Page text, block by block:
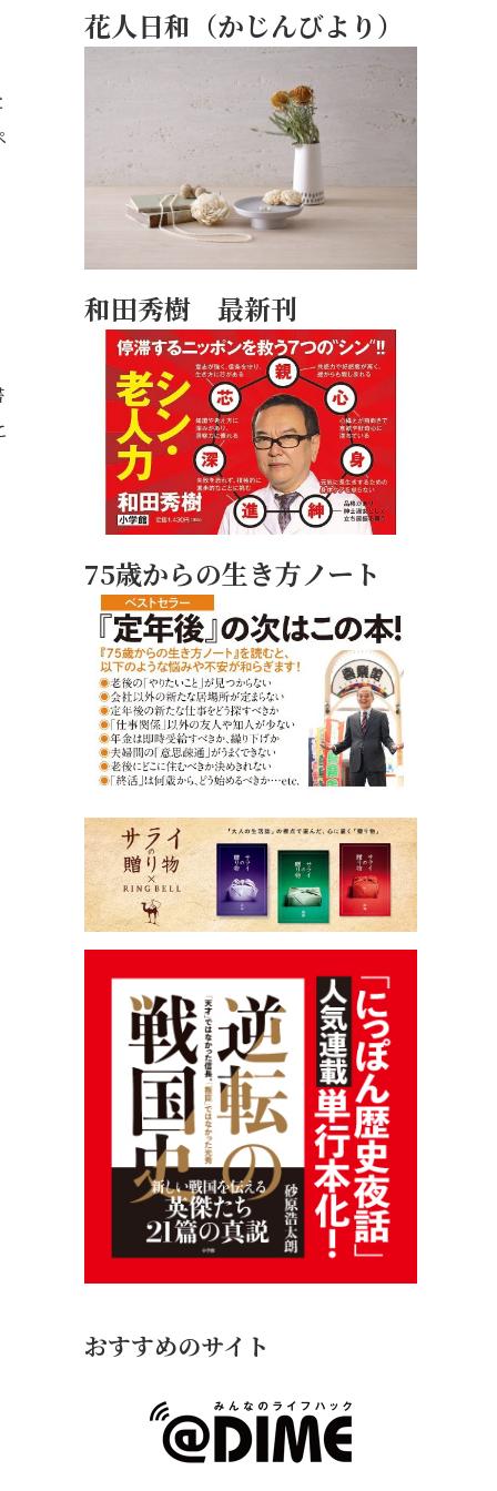
花人日和（かじんびより）
和田秀樹 最新刊
75歳からの生き方ノート
おすすめのサイト